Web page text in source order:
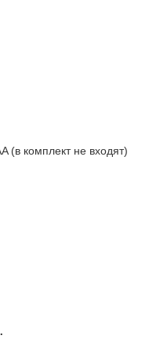
(в комплект не входят)